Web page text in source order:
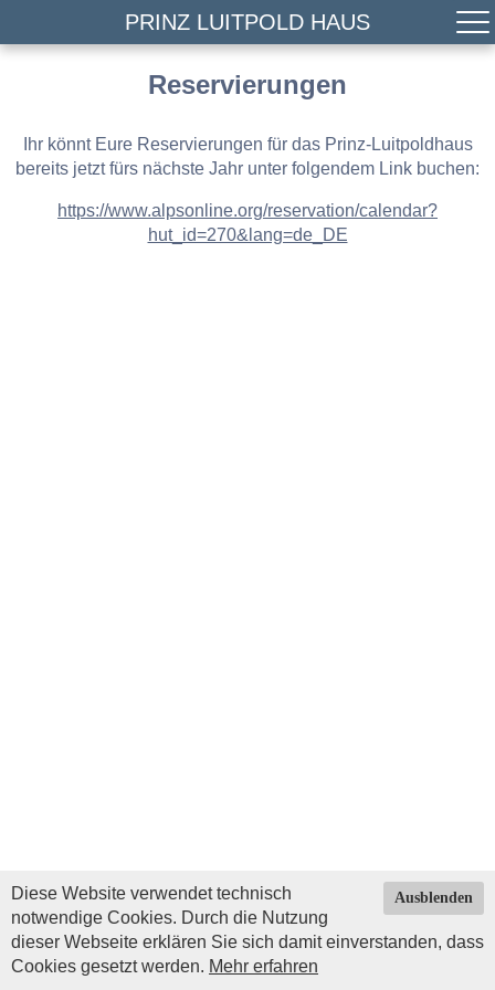
PRINZ LUITPOLD HAUS
Reservierungen
Ihr könnt Eure Reservierungen für das Prinz-Luitpoldhaus
bereits jetzt fürs nächste Jahr unter folgendem Link buchen:
https://www.alpsonline.org/reservation/calendar?
hut_id=270&lang=de_DE
Ausblenden
Diese Website verwendet technisch
notwendige Cookies. Durch die Nutzung
dieser Webseite erklären Sie sich damit einverstanden, dass
Cookies gesetzt werden. Mehr erfahren